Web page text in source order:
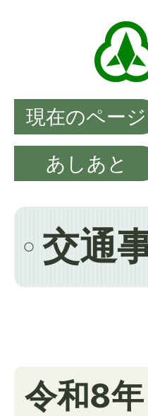
現在のページ
あしあと
交通
令和8